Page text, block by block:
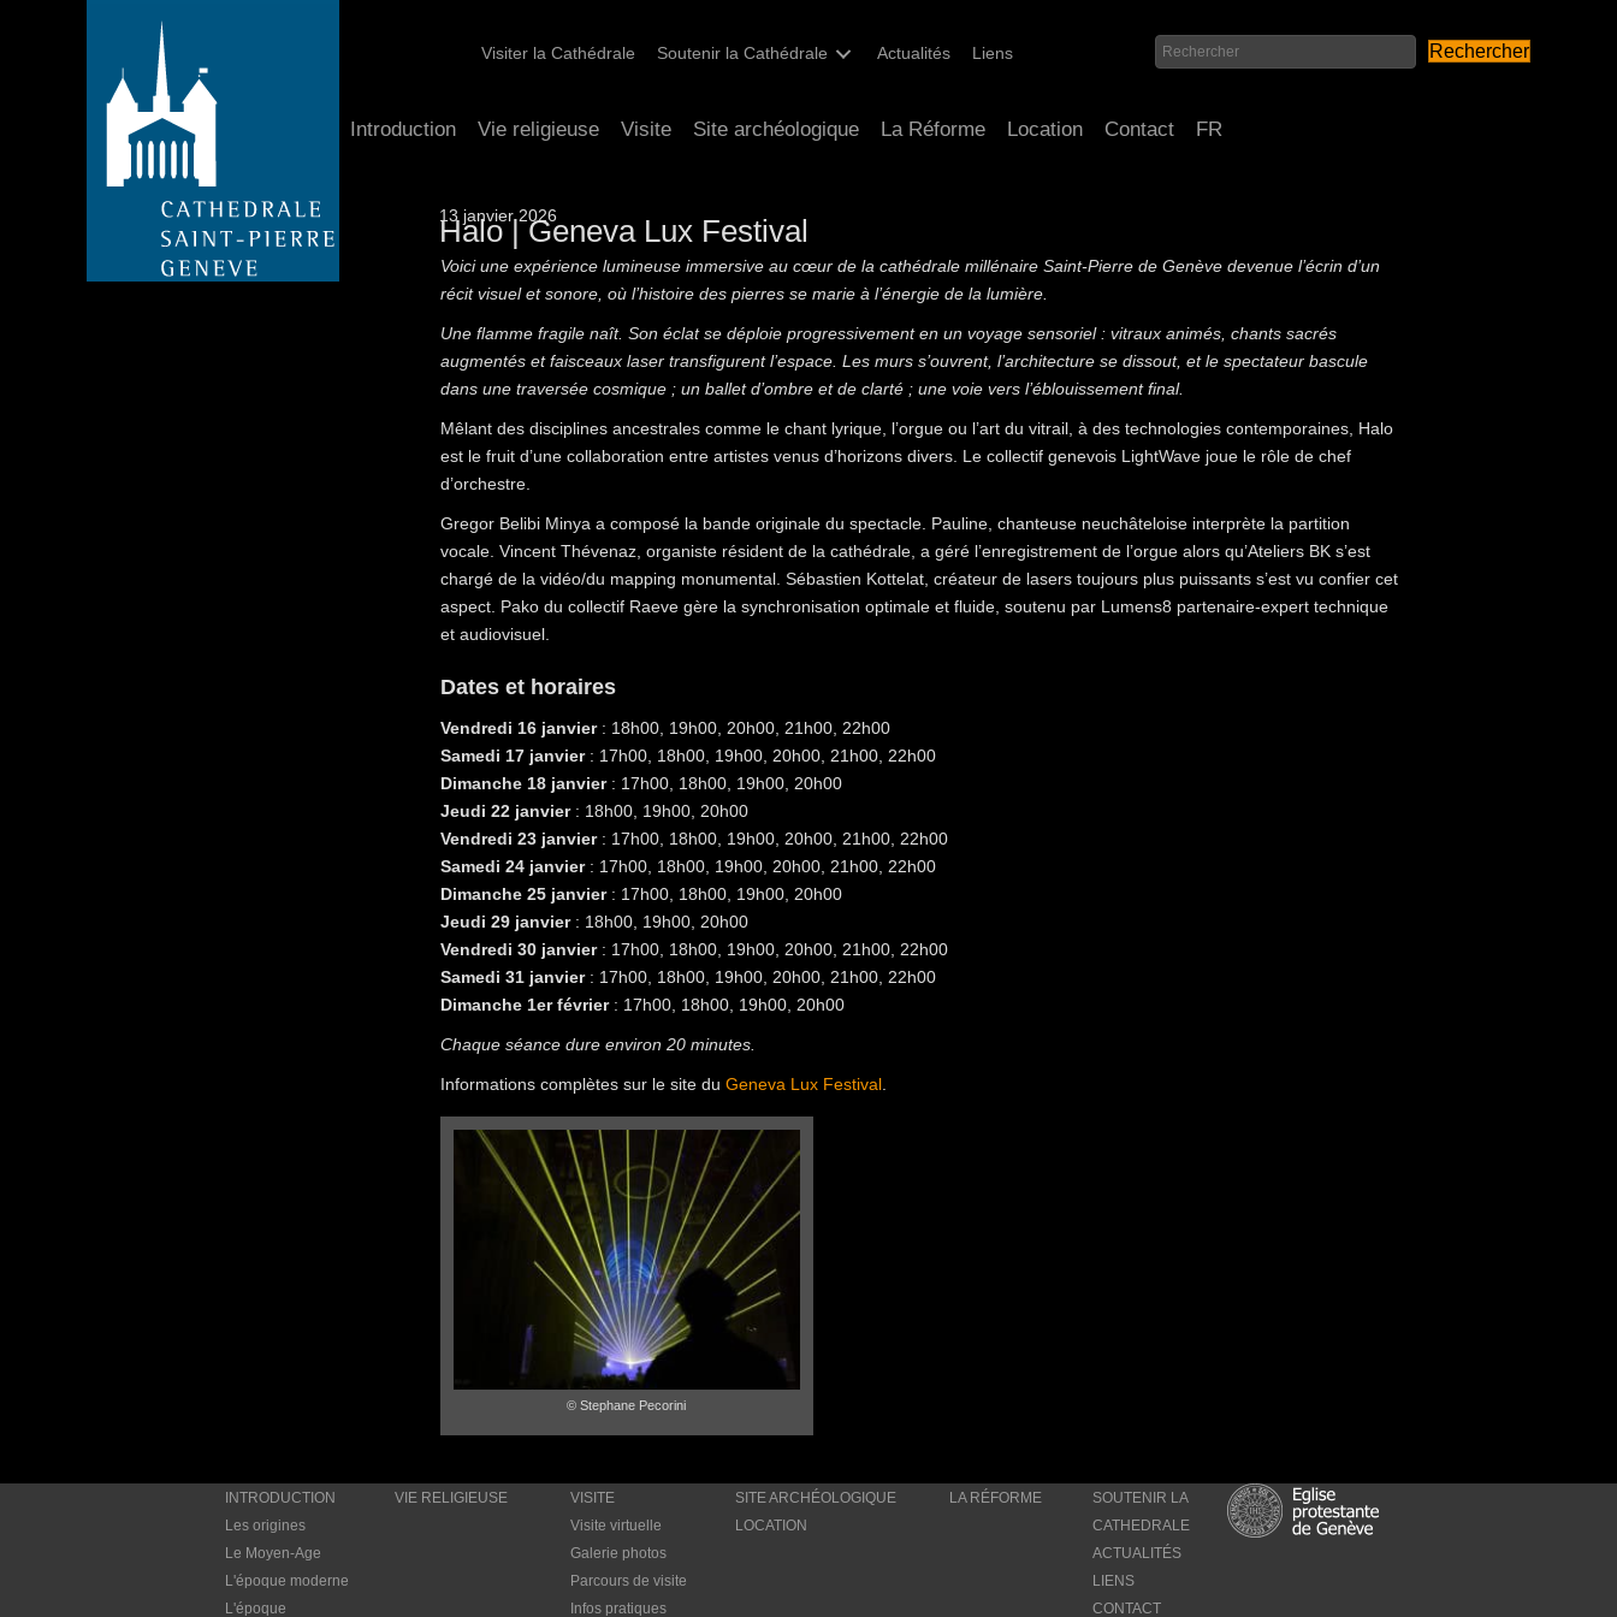
Visiter la Cathédrale Soutenir la Cathédrale Actualités Liens Rechercher
Introduction Vie religieuse Visite Site archéologique La Réforme Location Contact FR
13 janvier 2026
Halo | Geneva Lux Festival
Voici une expérience lumineuse immersive au cœur de la cathédrale millénaire Saint-Pierre de Genève devenue l’écrin d’un
récit visuel et sonore, où l’histoire des pierres se marie à l’énergie de la lumière.
Une flamme fragile naît. Son éclat se déploie progressivement en un voyage sensoriel : vitraux animés, chants sacrés
augmentés et faisceaux laser transfigurent l’espace. Les murs s’ouvrent, l’architecture se dissout, et le spectateur bascule
dans une traversée cosmique ; un ballet d’ombre et de clarté ; une voie vers l’éblouissement final.
Mêlant des disciplines ancestrales comme le chant lyrique, l’orgue ou l’art du vitrail, à des technologies contemporaines, Halo
est le fruit d’une collaboration entre artistes venus d’horizons divers. Le collectif genevois LightWave joue le rôle de chef
d’orchestre.
Gregor Belibi Minya a composé la bande originale du spectacle. Pauline, chanteuse neuchâteloise interprète la partition
vocale. Vincent Thévenaz, organiste résident de la cathédrale, a géré l’enregistrement de l’orgue alors qu’Ateliers BK s’est
chargé de la vidéo/du mapping monumental. Sébastien Kottelat, créateur de lasers toujours plus puissants s’est vu confier cet
aspect. Pako du collectif Raeve gère la synchronisation optimale et fluide, soutenu par Lumens8 partenaire-expert technique
et audiovisuel.
Dates et horaires
Vendredi 16 janvier: 18h00, 19h00, 20h00, 21h00, 22h00
Samedi 17 janvier: 17h00, 18h00, 19h00, 20h00, 21h00, 22h00
Dimanche 18 janvier: 17h00, 18h00, 19h00, 20h00
Jeudi 22 janvier: 18h00, 19h00, 20h00
Vendredi 23 janvier: 17h00, 18h00, 19h00, 20h00, 21h00, 22h00
Samedi 24 janvier: 17h00, 18h00, 19h00, 20h00, 21h00, 22h00
Dimanche 25 janvier: 17h00, 18h00, 19h00, 20h00
Jeudi 29 janvier: 18h00, 19h00, 20h00
Vendredi 30 janvier: 17h00, 18h00, 19h00, 20h00, 21h00, 22h00
Samedi 31 janvier: 17h00, 18h00, 19h00, 20h00, 21h00, 22h00
Dimanche 1er février: 17h00, 18h00, 19h00, 20h00
Chaque séance dure environ 20 minutes.
Informations complètes sur le site du Geneva Lux Festival.
© Stephane Pecorini
INTRODUCTION
Les origines
Le Moyen-Age
L'époque moderne
L'époque
VIE RELIGIEUSE
VISITE
Visite virtuelle
Galerie photos
Parcours de visite
Infos pratiques
SITE ARCHÉOLOGIQUE
LOCATION
LA RÉFORME
SOUTENIR LA
CATHEDRALE
ACTUALITÉS
LIENS
CONTACT